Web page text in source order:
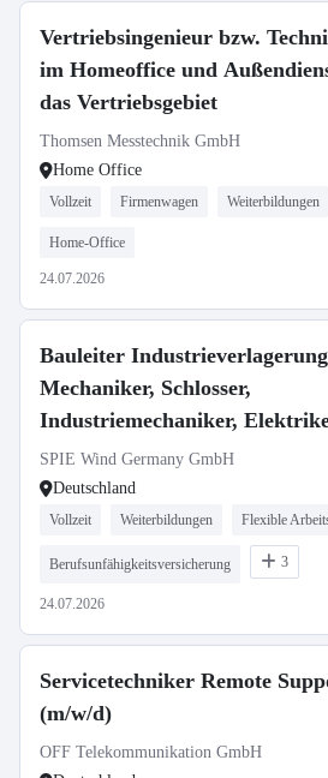
Vertriebsingenieur bzw.
im Homeoffice und
das Vertriebsgebiet
Thomsen Messtechnik GmbH
Home Office
Vollzeit Firmenwagen Weiterbildungen
Home-Office
24.07.2026
Bauleiter
Mechaniker, Schlosser,
Industriemechaniker,
Techniker m/w/d
SPIE Wind Germany GmbH
Deutschland
Vollzeit Weiterbildungen Flexible
Berufsunfähigkeitsversicherung 3
24.07.2026
Servicetechniker Remote
(m/w/d)
OFF Telekommunikation GmbH